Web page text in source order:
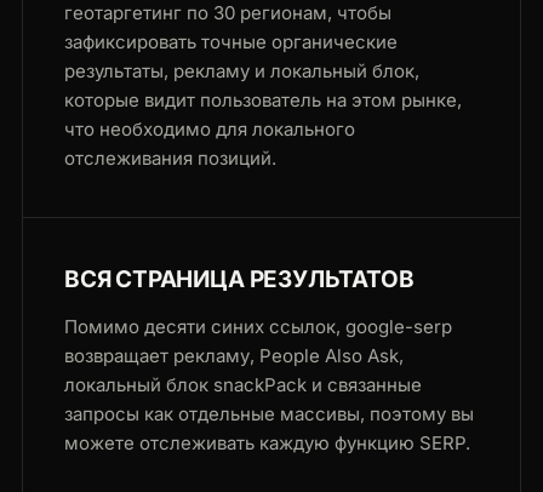
геотаргетинг по 30 регионам, чтобы
зафиксировать точные органические
результаты, рекламу и локальный блок,
которые видит пользователь на этом рынке,
что необходимо для локального
отслеживания позиций.
ВСЯ СТРАНИЦА РЕЗУЛЬТАТОВ
Помимо десяти синих ссылок, google-serp
возвращает рекламу, People Also Ask,
локальный блок snackPack и связанные
запросы как отдельные массивы, поэтому вы
можете отслеживать каждую функцию SERP.